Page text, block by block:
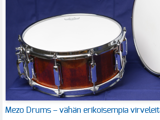
Mezo Drums – vähän erikoisempia